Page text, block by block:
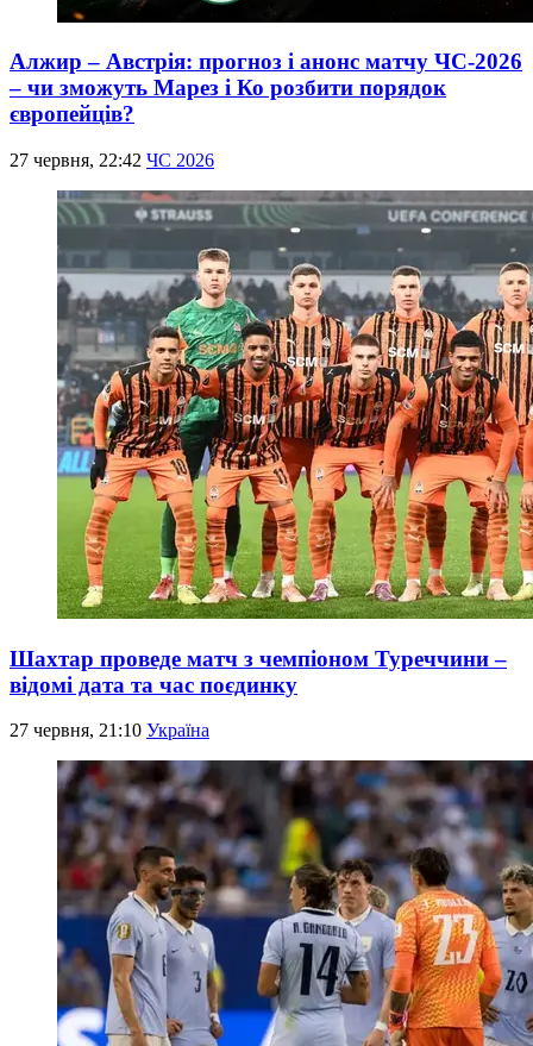
Алжир – Австрія: прогноз і анонс матчу ЧС-2026
– чи зможуть Марез і Ко розбити порядок
європейців?
27 червня, 22:42 ЧС 2026
Шахтар проведе матч з чемпіоном Туреччини –
відомі дата та час поєдинку
27 червня, 21:10 Україна